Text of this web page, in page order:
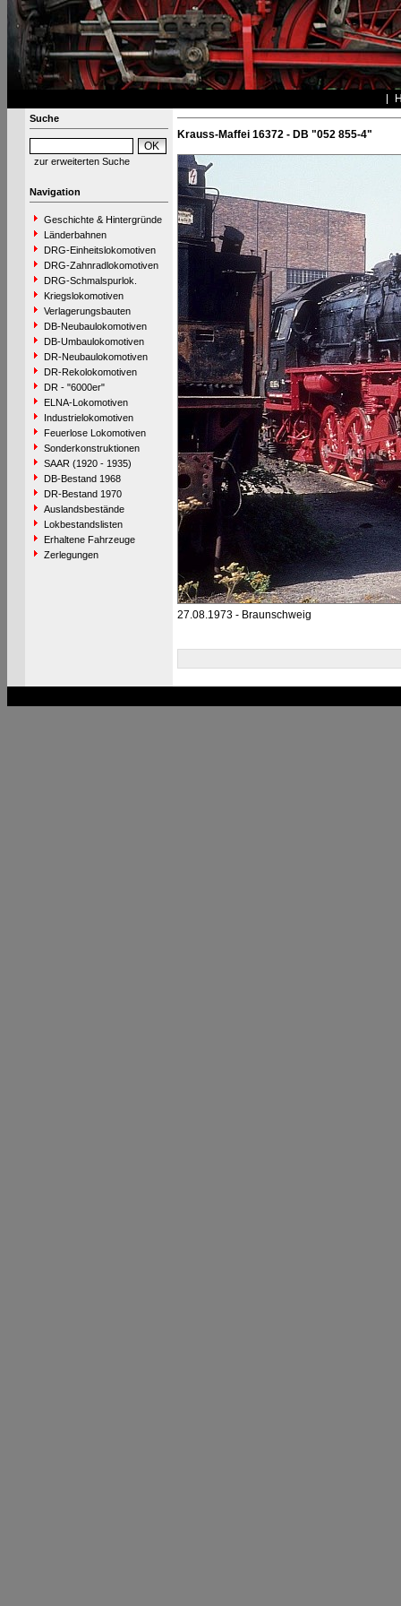
Suche
zur erweiterten Suche
Navigation
Geschichte & Hintergründe
Länderbahnen
DRG-Einheitslokomotiven
DRG-Zahnradlokomotiven
DRG-Schmalspurlok.
Kriegslokomotiven
Verlagerungsbauten
DB-Neubaulokomotiven
DB-Umbaulokomotiven
DR-Neubaulokomotiven
DR-Rekolokomotiven
DR - "6000er"
ELNA-Lokomotiven
Industrielokomotiven
Feuerlose Lokomotiven
Sonderkonstruktionen
SAAR (1920 - 1935)
DB-Bestand 1968
DR-Bestand 1970
Auslandsbestände
Lokbestandslisten
Erhaltene Fahrzeuge
Zerlegungen
Krauss-Maffei 16372 - DB "052 855-4"
27.08.1973 - Braunschweig